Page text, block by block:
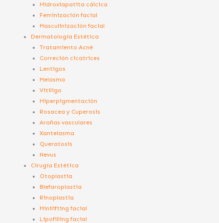
Hidroxiapatita cálcica
Feminización facial
Masculinización facial
Dermatología Estética
Tratamiento Acné
Correción cicatrices
Lentigos
Melasma
Vitiligo
Hiperpigmentación
Rosacea y Cuperosis
Arañas vasculares
Xantelasma
Queratosis
Nevus
Cirugía Estética
Otoplastia
Blefaroplastia
Rinoplastia
Minilifting facial
Lipofilling facial